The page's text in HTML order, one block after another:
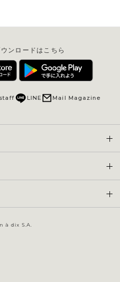
ンロードはこちら
LINE Mail Magazine
à dix S.A.